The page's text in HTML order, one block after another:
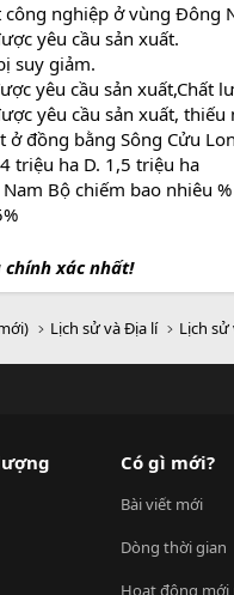
nghiệp ở vùng Đông
yêu cầu sản xuất.
suy giảm.
yêu cầu sản
yêu cầu sản xuất, thiếu
ở đồng bằng Sông Cửu
triệu ha D. 1,5 triệu ha
Bộ chiếm bao nhiêu
chính xác nhất!
Lịch sử và Địa lí Lịch sử
Có gì mới?
Bài viết mới
Dòng thời gian
Hoạt động mới